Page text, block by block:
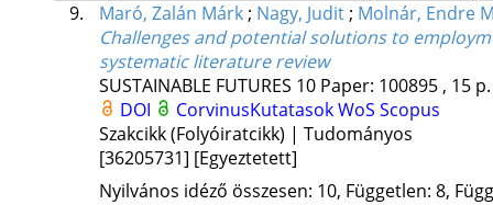
9.
Maró, Zalán Márk; Nagy, Judit; Molnár, Endre
Challenges and potential solutions to
systematic literature review
SUSTAINABLE FUTURES 10 Paper: 100895 , 15
DOI
CorvinusKutatasokWoS Scopus
Szakcikk (Folyóiratcikk) | Tudományos
[36205731] [Egyeztetett]
Nyilvános idéző összesen: 10, Független: 8,